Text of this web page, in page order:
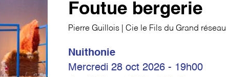
Foutue bergerie
Pierre Guillois | Cie le Fils du Grand réseau
Nuithonie
Mercredi 28 oct 2026 - 19h00